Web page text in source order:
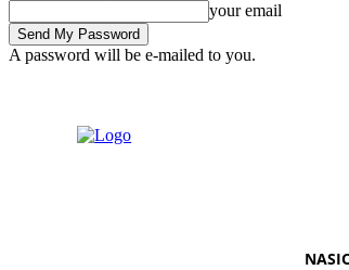
your email
A password will be e-mailed to you.